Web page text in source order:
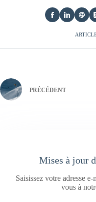
PRÉCÉDENT
Mises à jour
Saisissez votre adresse
vous à